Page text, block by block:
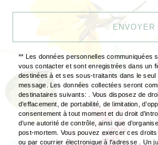
ENVOYER
** Les données personnelles communiquées
vous contacter et sont enregistrées dans un
destinées à et ses sous-traitants dans le seul
message. Les données collectées seront
destinataires suivants: . Vous disposez de
d’effacement, de portabilité, de limitation,
consentement à tout moment et du droit
d’une autorité de contrôle, ainsi que
post-mortem. Vous pouvez exercer ces
ou par courrier électronique à l'adresse . Un